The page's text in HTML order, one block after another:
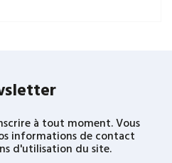
à tout moment. Vous
informations de contact
d'utilisation du site.